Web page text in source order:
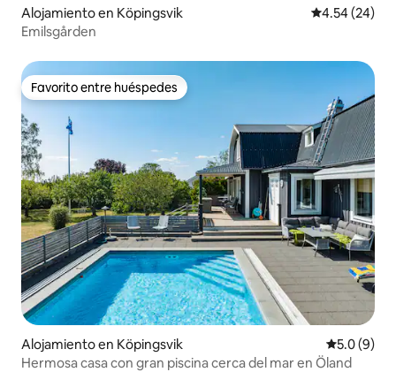
Alojamiento en Köpingsvik Calificación
4.54 (24)
Emilsgården
Favorito entre huéspedes
Favorito entre huéspedes
Alojamiento en Köpingsvik
5.0 (9)
Hermosa casa con gran piscina cerca del mar en Öland